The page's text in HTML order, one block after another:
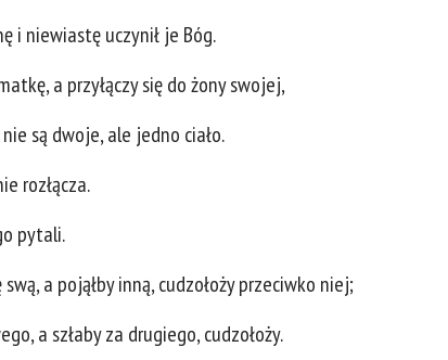
i niewiastę uczynił je Bóg.
a przyłączy się do żony swojej,
są dwoje, ale jedno ciało.
rozłącza.
pytali.
a pojąłby inną, cudzołoży przeciwko niej;
a szłaby za drugiego, cudzołoży.